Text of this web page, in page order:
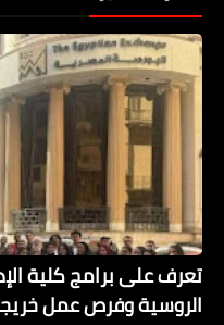
تعرف على برامج كلية
الروسية وفرص عمل